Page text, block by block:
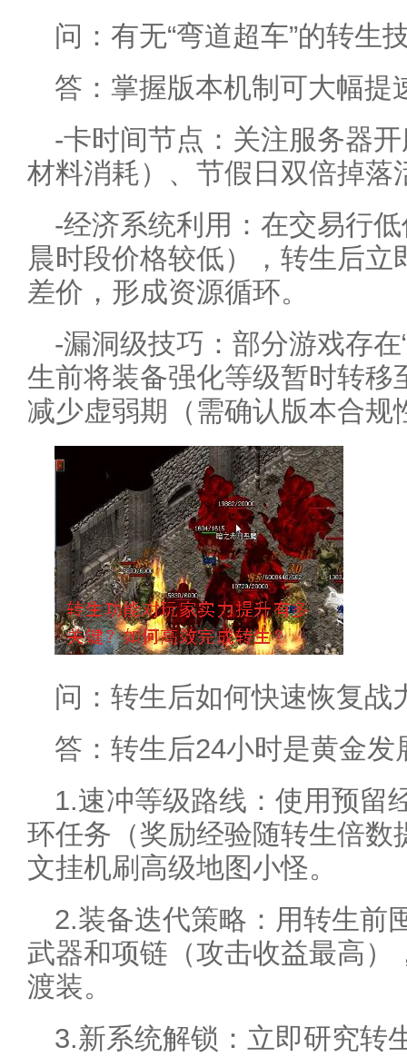
问：有无“弯道超车”的转生
答：掌握版本机制可大幅提
-卡时间节点：关注服务器
材料消耗）、节假日双倍掉落
-经济系统利用：在交易行
晨时段价格较低），转生后
差价，形成资源循环。
-漏洞级技巧：部分游戏存
生前将装备强化等级暂时转移
减少虚弱期（需确认版本合规
问：转生后如何快速恢复战
答：转生后24小时是黄金发
1.速冲等级路线：使用预留
环任务（奖励经验随转生倍数
文挂机刷高级地图小怪。
2.装备迭代策略：用转生前
武器和项链（攻击收益最高）
渡装。
3.新系统解锁：立即研究转